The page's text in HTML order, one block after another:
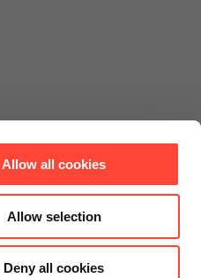
Allow all cookies
Allow selection
Deny all cookies